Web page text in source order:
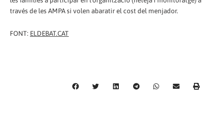
través de les AMPA si volen abaratir el cost del menjador.
FONT: ELDEBAT.CAT